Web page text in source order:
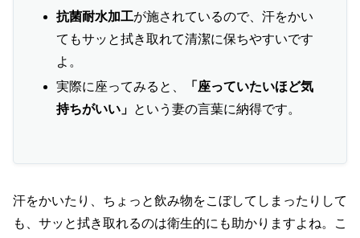
抗菌耐水加工が施されているので、汗をかい
てもサッと拭き取れて清潔に保ちやすいです
よ。
実際に座ってみると、
「座っていたいほど気
持ちがいい」 という妻の言葉に納得です。
汗をかいたり、ちょっと飲み物をこぼしてしまったりして
も、サッと拭き取れるのは衛生的にも助かりますよね。こ